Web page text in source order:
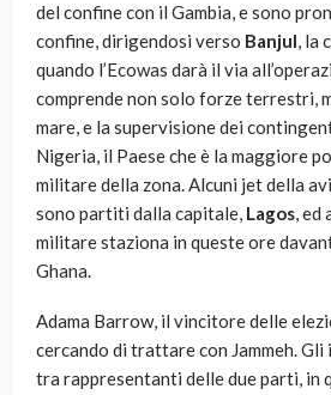
del confine con il Gambia, e sono
confine, dirigendosi verso Banjul, la
quando l’Ecowas darà il via
comprende non solo forze terrestri,
mare, e la supervisione dei
Nigeria, il Paese che è la maggiore
militare della zona. Alcuni jet della
sono partiti dalla capitale, Lagos, ed
militare staziona in queste ore
Ghana.
Adama Barrow, il vincitore delle
cercando di trattare con Jammeh.
tra rappresentanti delle due parti, in